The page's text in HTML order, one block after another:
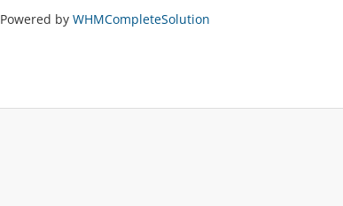
Powered by WHMCompleteSolution